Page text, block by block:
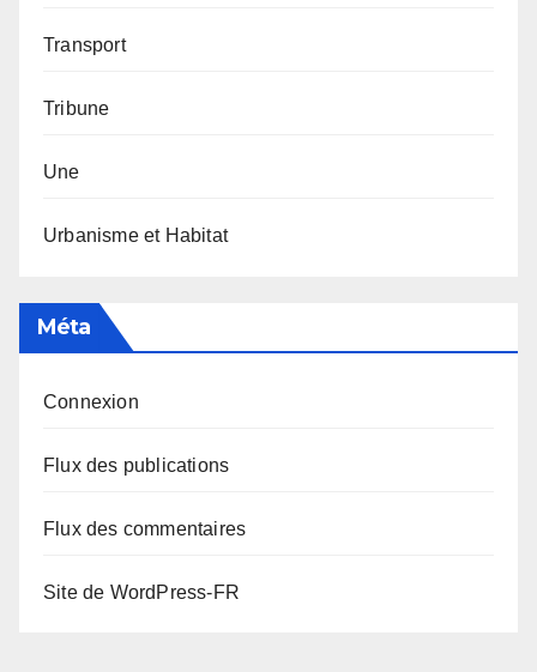
Transport
Tribune
Une
Urbanisme et Habitat
Méta
Connexion
Flux des publications
Flux des commentaires
Site de WordPress-FR